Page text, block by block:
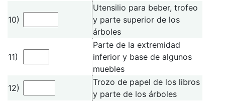
10)
Utensilio para beber, trofeo
y parte superior de los
árboles
11)
Parte de la extremidad
inferior y base de algunos
muebles
12)
Trozo de papel de los libros
y parte de los árboles